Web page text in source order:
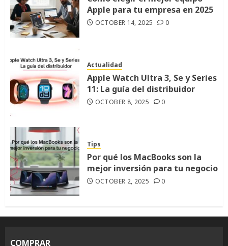
Apple para tu empresa en 2025
OCTOBER 14, 2025 0
Actualidad
Apple Watch Ultra 3, Se y Series
11: La guía del distribuidor
OCTOBER 8, 2025 0
Tips
Por qué los MacBooks son la
mejor inversión para tu negocio
OCTOBER 2, 2025 0
COMPRAR